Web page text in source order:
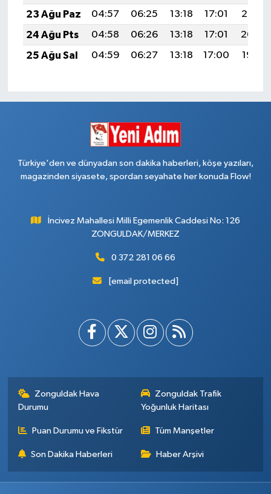
23 Ağu Paz
04:57 06:25 13:18 17:01
20:02
24 Ağu Pts
04:58 06:26 13:18 17:01
20:00
25 Ağu Sal
04:59 06:27 13:18 17:00 19:59
Türkiye'den ve dünyadan son dakika haberleri, köşe yazıları,
magazinden siyasete, spordan seyahate her konuda Flow!
İncivez Mahallesi Milli Egemenlik Caddesi No: 126
ZONGULDAK/MERKEZ
0 372 281 06 66
[email protected]
Zonguldak Hava
Durumu
Zonguldak Trafik
Yoğunluk Haritası
Puan Durumu ve Fikstür Tüm Manşetler
Son Dakika Haberleri Haber Arşivi